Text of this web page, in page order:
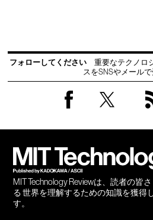
フォローしてください
重要なテクノロ
スをSNSやメール
MIT Technology Reviewは、読者の皆
る 世界を理解するための知識を獲得
す。